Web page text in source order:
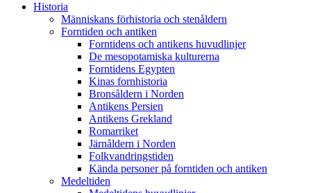
Historia
Människans förhistoria och stenåldern
Forntiden och antiken
Forntidens och antikens huvudlinjer
De mesopotamiska kulturerna
Forntidens Egypten
Kinas fornhistoria
Bronsåldern i Norden
Antikens Persien
Antikens Grekland
Romarriket
Järnåldern i Norden
Folkvandringstiden
Kända personer på forntiden och antiken
Medeltiden